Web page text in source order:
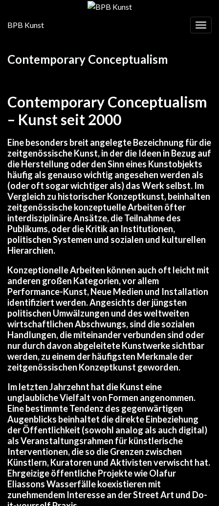
BPB Kunst
Contemporary Conceptualism
Contemporary Conceptualism
– Kunst seit 2000
Eine besonders breit angelegte Bezeichnung für die
zeitgenössische Kunst, in der die Ideen in Bezug auf
die Herstellung oder den Sinn eines Kunstobjekts
häufig als genauso wichtig angesehen werden als
(oder oft sogar wichtiger als) das Werk selbst. Im
Vergleich zu historischer Konzeptkunst, beinhalten
zeitgenössische konzeptuelle Arbeiten öfter
interdisziplinäre Ansätze, die Teilnahme des
Publikums, oder die Kritik an Institutionen,
politischen Systemen und sozialen und kulturellen
Hierarchien.
Konzeptionelle Arbeiten können auch oft leicht mit
anderen großen Kategorien, vor allem
Performance-Kunst, Neue Medien und Installation
identifiziert werden. Angesichts der jüngsten
politischen Umwälzungen und des weltweiten
wirtschaftlichen Abschwungs, sind die sozialen
Handlungen, die miteinander verbunden sind oder
nur durch davon abgeleitete Kunstwerke sichtbar
werden, zu einem der häufigsten Merkmale der
zeitgenössischen Konzeptkunst geworden.
Im letzten Jahrzehnt hat die Kunst eine
unglaubliche Vielfalt von Formen angenommen.
Eine bestimmte Tendenz des gegenwärtigen
Augenblicks beinhaltet die direkte Einbeziehung
der Öffentlichkeit (sowohl analog als auch digital)
als Veranstaltungsrahmen für künstlerische
Interventionen, die so die Grenzen zwischen
Künstlern, Kuratoren und Aktivisten verwischt hat.
Ehrgeizige öffentliche Projekte wie Olafur
Eliassons Wasserfälle koexistieren mit
zunehmendem Interesse an der Street Art und Do-